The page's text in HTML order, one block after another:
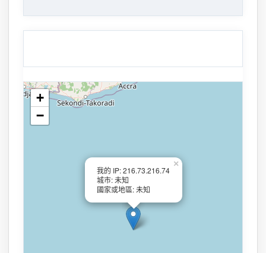
我的 IP: 216.73.216.74
城市: 未知
國家或地區: 未知
×
+
−